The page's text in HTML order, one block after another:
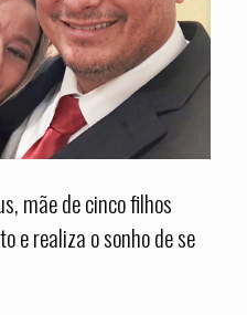
mãe de cinco filhos
e realiza o sonho de se